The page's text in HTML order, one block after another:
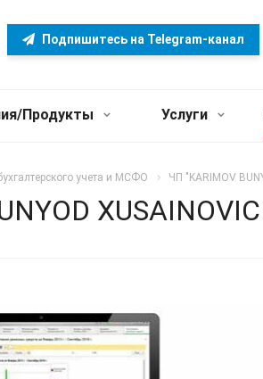
Подпишитесь на Telegram-канал
Продукты Услуги
учета и МСФО ЧП "KARIMOV